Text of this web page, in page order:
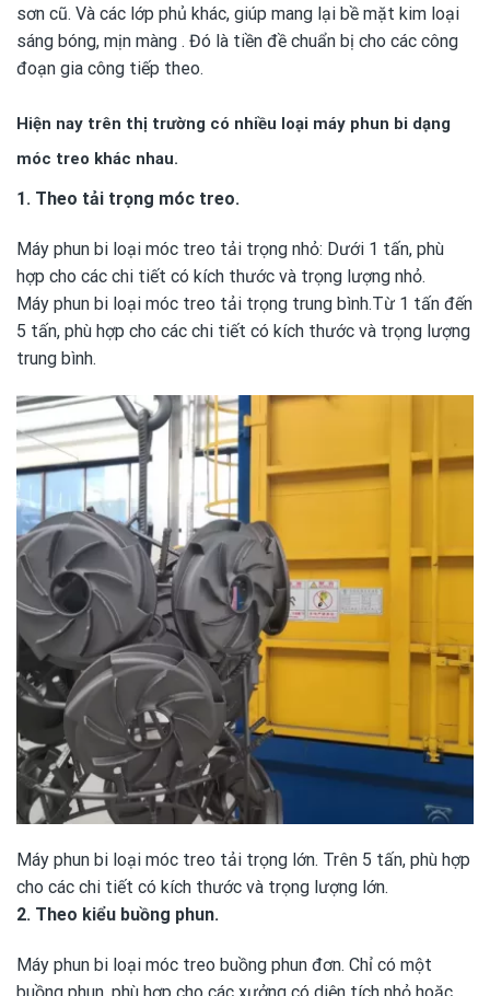
sơn cũ. Và các lớp phủ khác, giúp mang lại bề mặt kim loại
sáng bóng, mịn màng . Đó là tiền đề chuẩn bị cho các công
đoạn gia công tiếp theo.
Hiện nay trên thị trường có nhiều loại máy phun bi dạng
móc treo khác nhau.
1. Theo tải trọng móc treo.
Máy phun bi loại móc treo tải trọng nhỏ: Dưới 1 tấn, phù
hợp cho các chi tiết có kích thước và trọng lượng nhỏ.
Máy phun bi loại móc treo tải trọng trung bình.Từ 1 tấn đến
5 tấn, phù hợp cho các chi tiết có kích thước và trọng lượng
trung bình.
Máy phun bi loại móc treo tải trọng lớn. Trên 5 tấn, phù hợp
cho các chi tiết có kích thước và trọng lượng lớn.
2. Theo kiểu buồng phun.
Máy phun bi loại móc treo buồng phun đơn. Chỉ có một